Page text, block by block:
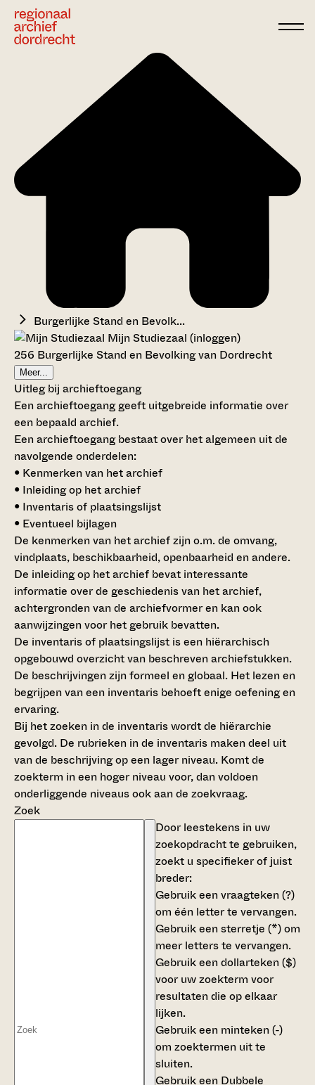
Burgerlijke Stand en Bevolk...
Mijn Studiezaal (inloggen)
256 Burgerlijke Stand en Bevolking van Dordrecht
Meer...
Uitleg bij archieftoegang
Een archieftoegang geeft uitgebreide informatie over
een bepaald archief.
Een archieftoegang bestaat over het algemeen uit de
navolgende onderdelen:
• Kenmerken van het archief
• Inleiding op het archief
• Inventaris of plaatsingslijst
• Eventueel bijlagen
De kenmerken van het archief zijn o.m. de omvang,
vindplaats, beschikbaarheid, openbaarheid en andere.
De inleiding op het archief bevat interessante
informatie over de geschiedenis van het archief,
achtergronden van de archiefvormer en kan ook
aanwijzingen voor het gebruik bevatten.
De inventaris of plaatsingslijst is een hiërarchisch
opgebouwd overzicht van beschreven archiefstukken.
De beschrijvingen zijn formeel en globaal. Het lezen en
begrijpen van een inventaris behoeft enige oefening en
ervaring.
Bij het zoeken in de inventaris wordt de hiërarchie
gevolgd. De rubrieken in de inventaris maken deel uit
van de beschrijving op een lager niveau. Komt de
zoekterm in een hoger niveau voor, dan voldoen
onderliggende niveaus ook aan de zoekvraag.
Zoek
Door leestekens in uw
zoekopdracht te gebruiken,
zoekt u specifieker of juist
breder:
Gebruik eenvraagteken (?)
om één letter te vervangen.
Gebruik eensterretje (*)om
meer letters te vervangen.
Gebruik eendollarteken ($)
voor uw zoekterm voor
resultaten die op elkaar
lijken.
Gebruik een minteken (-)
om zoektermen uit te
sluiten.
Gebruik een Dubbele